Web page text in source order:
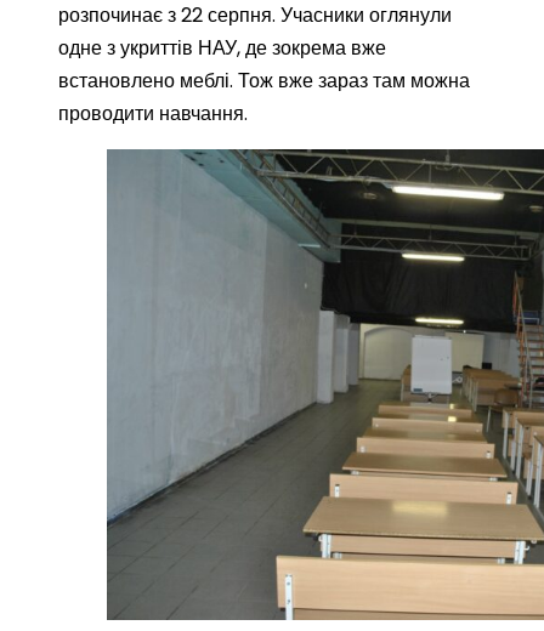
розпочинає з 22 серпня. Учасники оглянули
одне з укриттів НАУ, де зокрема вже
встановлено меблі. Тож вже зараз там можна
проводити навчання.